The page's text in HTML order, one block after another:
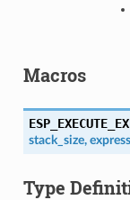
Macros
stack_size,
Type